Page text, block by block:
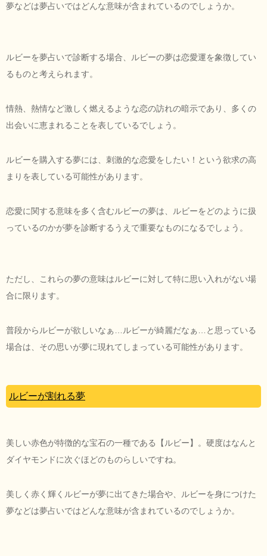
夢などは夢占いではどんな意味が含まれているのでしょうか。
ルビーを夢占いで診断する場合、ルビーの夢は恋愛運を象徴してい
るものと考えられます。
情熱、熱情など激しく燃えるような恋の訪れの暗示であり、多くの
出会いに恵まれることを表しているでしょう。
ルビーを購入する夢には、刺激的な恋愛をしたい！という欲求の高
まりを表している可能性があります。
恋愛に関する意味を多く含むルビーの夢は、ルビーをどのように扱
っているのかが夢を診断するうえで重要なものになるでしょう。
ただし、これらの夢の意味はルビーに対して特に思い入れがない場
合に限ります。
普段からルビーが欲しいなぁ…ルビーが綺麗だなぁ…と思っている
場合は、その思いが夢に現れてしまっている可能性があります。
ルビーが割れる夢
美しい赤色が特徴的な宝石の一種である【ルビー】。硬度はなんと
ダイヤモンドに次ぐほどのものらしいですね。
美しく赤く輝くルビーが夢に出てきた場合や、ルビーを身につけた
夢などは夢占いではどんな意味が含まれているのでしょうか。